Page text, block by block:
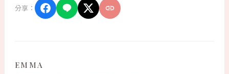
分享：
EMMA